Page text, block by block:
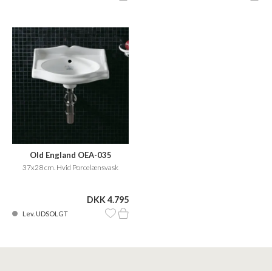
Old England OEA-035
37x28 cm. Hvid Porcelænsvask
DKK 4.795
Lev. UDSOLGT